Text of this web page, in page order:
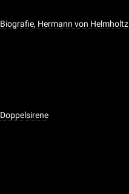
Biografie, Hermann von Helmholtz
Doppelsirene